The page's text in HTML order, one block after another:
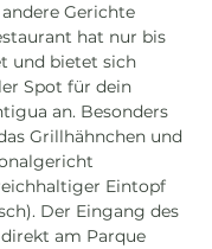
Gerichte
hat nur bis
und bietet sich
Spot für dein
an. Besonders
Grillhähnchen und
Eintopf
Der Eingang des
am Parque